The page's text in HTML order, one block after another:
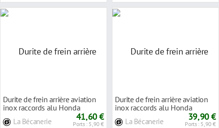
Durite de frein arrière aviation
inox raccords alu Honda
La Bécanerie 41,60 €
Ports : 5,90 €
Durite de frein arrière aviation
inox raccords alu Honda
La Bécanerie 39,90 €
Ports : 5,90 €